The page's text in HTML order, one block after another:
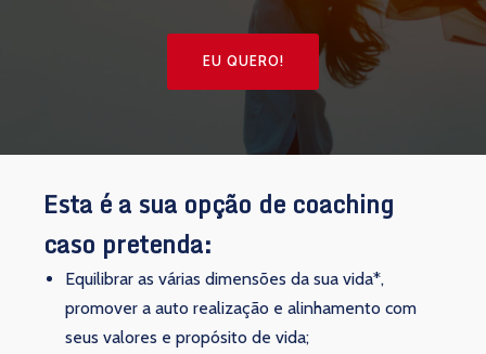
EU QUERO!
Esta é a sua opção de coaching
caso pretenda:
Equilibrar as várias dimensões da sua vida*,
promover a auto realização e alinhamento com
seus valores e propósito de vida;